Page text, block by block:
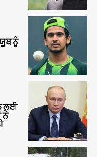
ਨੂੰ
ਲਈ
ਨੇ